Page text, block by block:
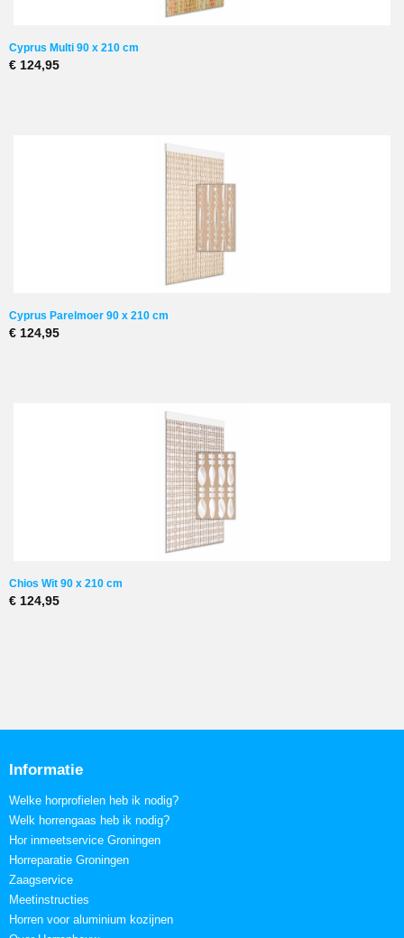
Cyprus Multi 90 x 210 cm
€ 124,95
Cyprus Parelmoer 90 x 210 cm
€ 124,95
Chios Wit 90 x 210 cm
€ 124,95
Informatie
Welke horprofielen heb ik nodig?
Welk horrengaas heb ik nodig?
Hor inmeetservice Groningen
Horreparatie Groningen
Zaagservice
Meetinstructies
Horren voor aluminium kozijnen